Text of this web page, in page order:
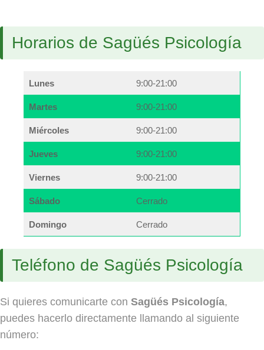
Horarios de Sagüés Psicología
Lunes 9:00-21:00
Martes 9:00-21:00
Miércoles 9:00-21:00
Jueves 9:00-21:00
Viernes 9:00-21:00
Sábado Cerrado
Domingo Cerrado
Teléfono de Sagüés Psicología
Si quieres comunicarte con Sagüés Psicología,
puedes hacerlo directamente llamando al siguiente
número: